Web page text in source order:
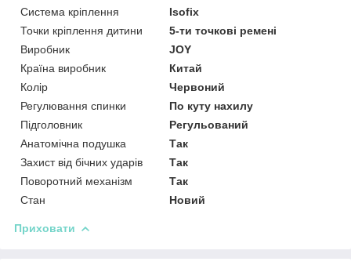
Система кріплення
Isofix
Точки кріплення дитини
5-ти точкові ремені
Виробник
JOY
Країна виробник
Китай
Колір
Червоний
Регулювання спинки
По куту нахилу
Підголовник
Регульований
Анатомічна подушка
Так
Захист від бічних ударів
Так
Поворотний механізм
Так
Стан
Новий
Приховати